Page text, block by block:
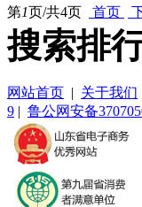
第1页/共4页 首页
搜索排
网站首页 | 关于我们
9 | 鲁公网安备